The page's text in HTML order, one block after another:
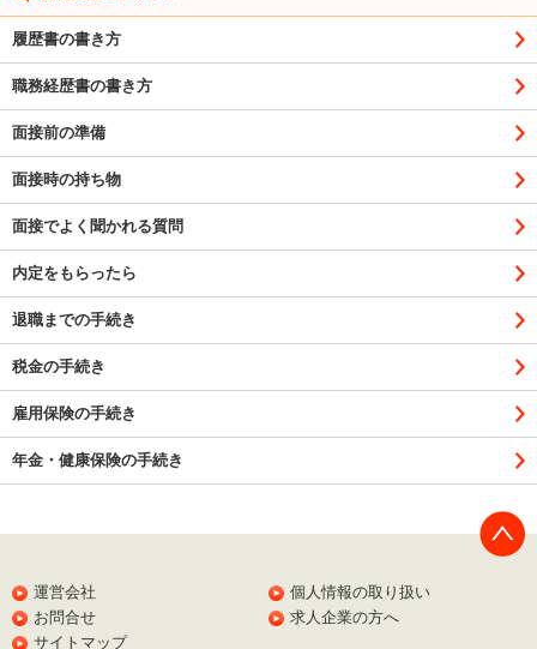
履歴書の書き方
職務経歴書の書き方
面接前の準備
面接時の持ち物
面接でよく聞かれる質問
内定をもらったら
退職までの手続き
税金の手続き
雇用保険の手続き
年金・健康保険の手続き
運営会社
個人情報の取り扱い
お問合せ
求人企業の方へ
サイトマップ